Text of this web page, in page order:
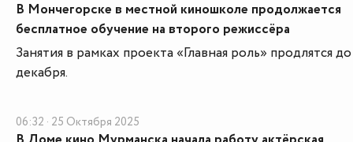
В Мончегорске в местной киношколе продолжается
бесплатное обучение на второго режиссёра
Занятия в рамках проекта «Главная роль» продлятся до
декабря.
06:32 · 25 Октября 2025